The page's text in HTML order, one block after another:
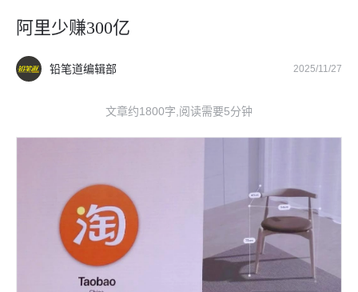
阿里少赚300亿
铅笔道编辑部 2025/11/27
文章约1800字,阅读需要5分钟